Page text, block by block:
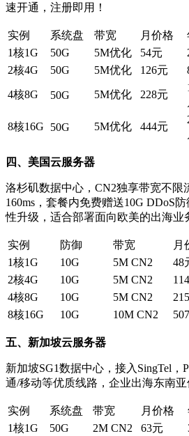
速开通，注册即用！
实例 系统盘 带宽 月价格
1核1G
50G 5M优化 54元
2核4G
50G 5M优化 126元
4核8G 50G 5M优化 228元
8核16G 50G 5M优化 444元
四、美国云服务器
洛杉矶数据中心，CN2独享带宽不限
160ms，套餐内免费赠送10G DDoS
性升级，适合部署面向欧美的出海业
实例 防御 带宽 月
1核1G
10G 5M CN2 48
2核4G
10G 5M CN2
4核8G
10G 5M CN2
8核16G
10G 10M CN2
五、新加坡云服务器
新加坡SG1数据中心，接入SingTel，
通/移动等优质线路，企业出海东南亚
实例 系统盘 带宽 月价格
1核1G
50G 2M CN2 63元